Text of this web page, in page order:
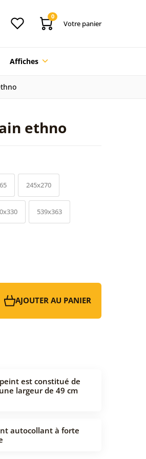
0
Votre panier
Affiches
ethno
245x270
539x363
AJOUTER AU PANIER
est constitué de
largeur de 49 cm
autocollant à forte